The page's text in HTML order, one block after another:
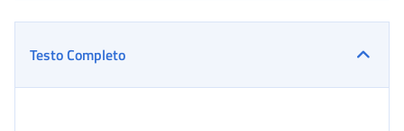
Testo Completo